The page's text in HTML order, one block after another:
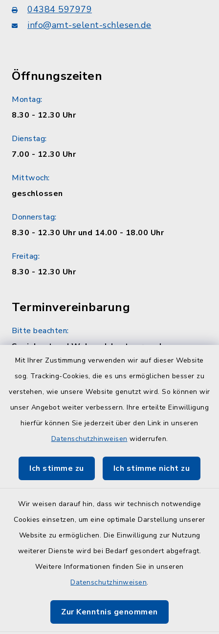
Mit Ihrer Zustimmung verwenden wir auf dieser Website
sog. Tracking-Cookies, die es uns ermöglichen besser zu
verstehen, wie unsere Website genutzt wird. So können wir
unser Angebot weiter verbessern. Ihre erteilte Einwilligung
hierfür können Sie jederzeit über den Link in unseren
Datenschutzhinweisen widerrufen.
Ich stimme zu Ich stimme nicht zu
Wir weisen darauf hin, dass wir technisch notwendige
Cookies einsetzen, um eine optimale Darstellung unserer
Website zu ermöglichen. Die Einwilligung zur Nutzung
weiterer Dienste wird bei Bedarf gesondert abgefragt.
Weitere Informationen finden Sie in unseren
Datenschutzhinweisen.
Zur Kenntnis genommen
04384 597979
info@amt-selent-schlesen.de
Öffnungszeiten
Montag:
8.30 - 12.30 Uhr
Dienstag:
7.00 - 12.30 Uhr
Mittwoch:
geschlossen
Donnerstag:
8.30 - 12.30 Uhr und 14.00 - 18.00 Uhr
Freitag:
8.30 - 12.30 Uhr
Terminvereinbarung
Bitte beachten:
Sozialamt und Wohngeldamt nur nach
telefonischer Vereinbarung unter 04384 5979-
Quicklinks
Kreisverwaltung Plön
ZuFiSH
Barrierefreiheit
Impressum